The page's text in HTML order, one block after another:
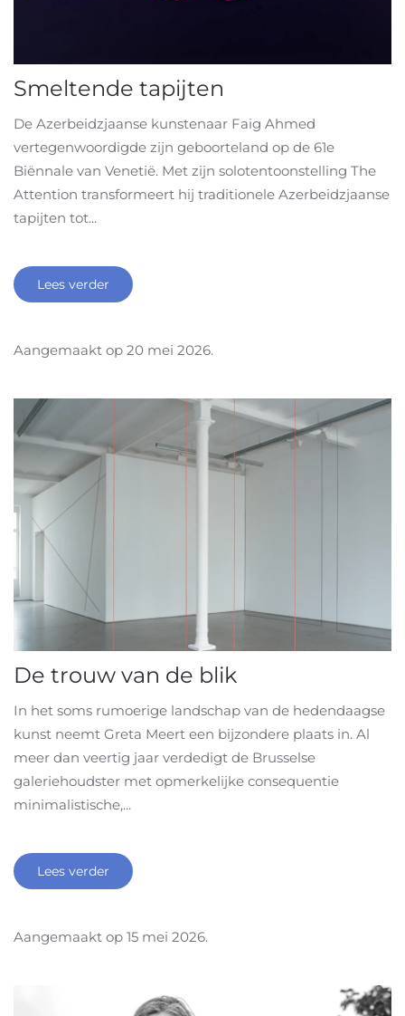
Smeltende tapijten
De Azerbeidzjaanse kunstenaar Faig Ahmed
vertegenwoordigde zijn geboorteland op de 61e
Biënnale van Venetië. Met zijn solotentoonstelling The
Attention transformeert hij traditionele Azerbeidzjaanse
tapijten tot...
Lees verder
Aangemaakt op 20 mei 2026.
De trouw van de blik
In het soms rumoerige landschap van de hedendaagse
kunst neemt Greta Meert een bijzondere plaats in. Al
meer dan veertig jaar verdedigt de Brusselse
galeriehoudster met opmerkelijke consequentie
minimalistische,...
Lees verder
Aangemaakt op 15 mei 2026.